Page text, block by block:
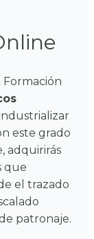
Formación
este grado
adquirirás
que
el trazado
patronaje.